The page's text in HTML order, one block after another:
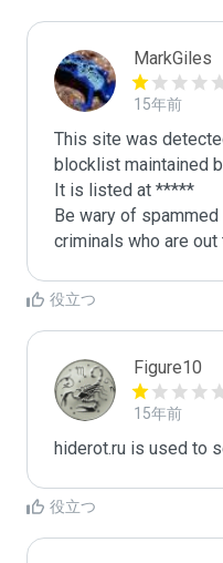
MarkGiles
15年前
This site was
blocklist maintained
It is listed at *****
Be wary of
criminals who are out
役立つ
Figure10
15年前
hiderot.ru is used to
役立つ